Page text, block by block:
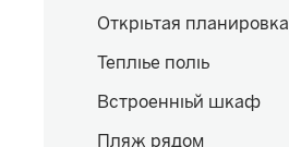
Открытая планировка
Теплые полы
Встроенный шкаф
Пляж рядом